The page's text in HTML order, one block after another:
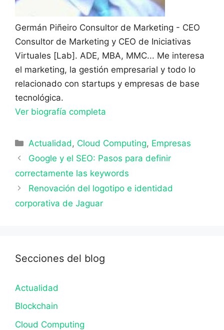
Germán Piñeiro Consultor de Marketing - CEO
Consultor de Marketing y CEO de Iniciativas
Virtuales [Lab]. ADE, MBA, MMC... Me interesa
el marketing, la gestión empresarial y todo lo
relacionado con startups y empresas de base
tecnológica.
Ver biografía completa
Categorías
Actualidad , Cloud Computing, Empresas
Google y el SEO: Pasos para definir
correctamente las keywords
Renovación del logotipo e identidad
corporativa de Jaguar
Secciones del blog
Actualidad
Blockchain
Cloud Computing